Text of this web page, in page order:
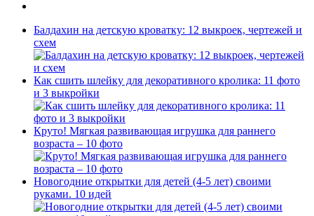
Балдахин на детскую кроватку: 12 выкроек, чертежей и
схем
Как сшить шлейку для декоративного кролика: 11 фото
и 3 выкройки
Круто! Мягкая развивающая игрушка для раннего
возраста – 10 фото
Новогодние открытки для детей (4-5 лет) своими
руками. 10 идей